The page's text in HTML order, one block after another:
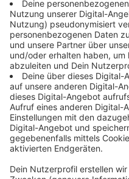
zum Umgang mit
Natur. Auch die
beteiligt sich an der
Aktionstag heute (15.04.)
es unter anderem einen
verschiedene Info-
Infos zur
Kulturloewen gibt eshier.
Infos zum Aktionstag